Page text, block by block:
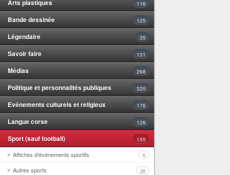
Arts plastiques 116
Bande dessinée 125
Légendaire 35
Savoir faire 131
Médias 268
Politique et personnalités publiques 320
Evénements culturels et religieux 176
Langue corse 126
Sport (sauf football) 155
Affiches d'événements sportifs 6
Autres sports 26